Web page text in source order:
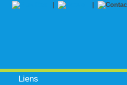
Liens